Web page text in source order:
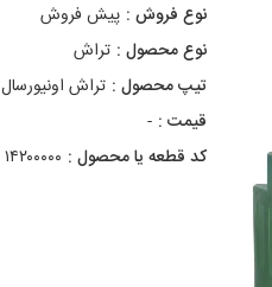
نوع فروش : پیش فروش
نوع محصول : تراش
تیپ محصول : تراش اونیورسال TN۷۱ B/۳۰۰۰
قیمت : -
کد قطعه یا محصول : ۱۴۲۰۰۰۰۰